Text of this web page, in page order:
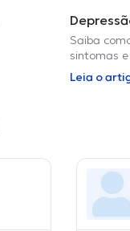
Saiba
sintomas
Leia o